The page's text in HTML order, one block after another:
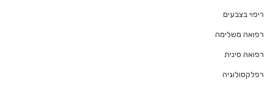
ריפוי בצבעים
רפואה משלימה
רפואה סינית
רפלקסולוגיה